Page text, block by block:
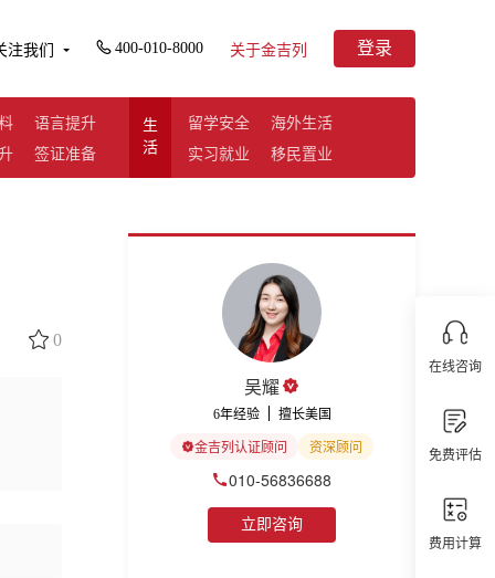
注我们 400-010-8000 关于金吉列 登录
语言提升
签证准备
生
活
留学安全
海外生活
实习就业
移民置业
在线咨询
免费评估
费用计算
0
吴耀
6年经验 擅长美国
金吉列认证顾问 资深顾问
010-56836688
立即咨询